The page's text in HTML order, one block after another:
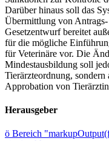
Darüber hinaus soll das
Übermittlung von
Gesetzentwurf bereitet
für die mögliche
für Veterinäre vor. Die
Mindestausbildung soll
Tierärzteordnung,
Approbation von
Herausgeber
ö Bereich